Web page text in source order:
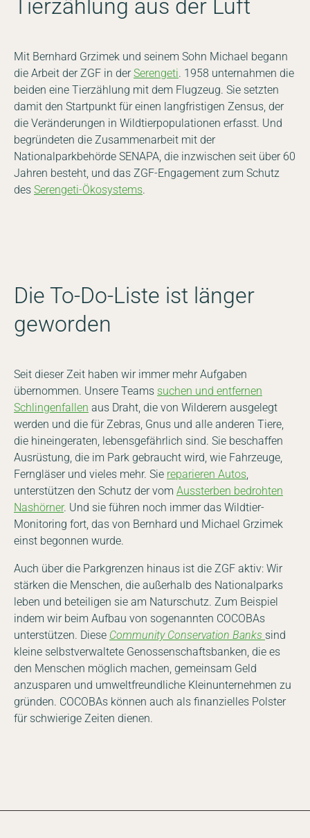
Tierzählung aus der Luft
Mit Bernhard Grzimek und seinem Sohn Michael begann
die Arbeit der ZGF in derSerengeti. 1958 unternahmen die
beiden eine Tierzählung mit dem Flugzeug. Sie setzten
damit den Startpunkt für einen langfristigen Zensus, der
die Veränderungen in Wildtierpopulationen erfasst. Und
begründeten die Zusammenarbeit mit der
Nationalparkbehörde SENAPA, die inzwischen seit über 60
Jahren besteht, und das ZGF-Engagement zum Schutz
des Serengeti-Ökosystems.
Die To-Do-Liste ist länger
geworden
Seit dieser Zeit haben wir immer mehr Aufgaben
übernommen. Unsere Teams suchen und entfernen
Schlingenfallen aus Draht, die von Wilderern ausgelegt
werden und die für Zebras, Gnus und alle anderen Tiere,
die hineingeraten, lebensgefährlich sind. Sie beschaffen
Ausrüstung, die im Park gebraucht wird, wie Fahrzeuge,
Ferngläser und vieles mehr. Sie reparieren Autos,
unterstützen den Schutz der vom Aussterben bedrohten
Nashörner. Und sie führen noch immer das Wildtier-
Monitoring fort, das von Bernhard und Michael Grzimek
einst begonnen wurde.
Auch über die Parkgrenzen hinaus ist die ZGF aktiv: Wir
stärken die Menschen, die außerhalb des Nationalparks
leben und beteiligen sie am Naturschutz. Zum Beispiel
indem wir beim Aufbau von sogenannten COCOBAs
unterstützen. Diese Community Conservation Banks sind
kleine selbstverwaltete Genossenschaftsbanken, die es
den Menschen möglich machen, gemeinsam Geld
anzusparen und umweltfreundliche Kleinunternehmen zu
gründen. COCOBAs können auch als finanzielles Polster
für schwierige Zeiten dienen.